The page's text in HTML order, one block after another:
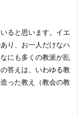
ると思います。 イエ
り、お一人だけなハ
にも多くの教派が乱
答えは、いわゆる教
った教え（教会の教